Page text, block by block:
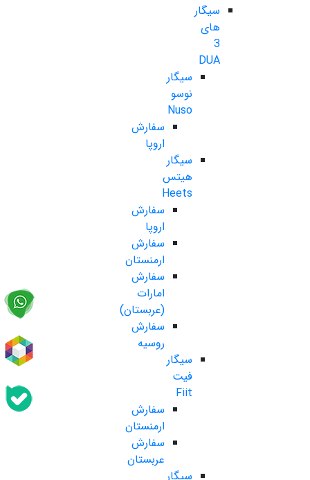
سیگار
های
3
DUA
سیگار
نوسو
Nuso
سفارش
اروپا
سیگار
هیتس
Heets
سفارش
اروپا
سفارش
ارمنستان
سفارش
امارات
(عربستان)
سفارش
روسیه
سیگار
فیت
Fiit
سفارش
ارمنستان
سفارش
عربستان
سیگار